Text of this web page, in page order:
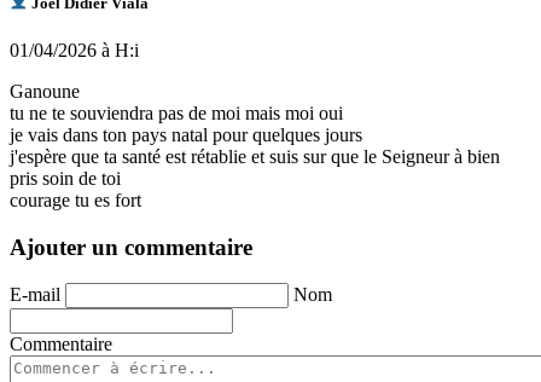
01/04/2026 à H:i
Ganoune
tu ne te souviendra pas de moi mais moi oui
je vais dans ton pays natal pour quelques jours
j'espère que ta santé est rétablie et suis sur que le Seigneur à bien
pris soin de toi
courage tu es fort
Ajouter un commentaire
E-mail Nom
Commentaire